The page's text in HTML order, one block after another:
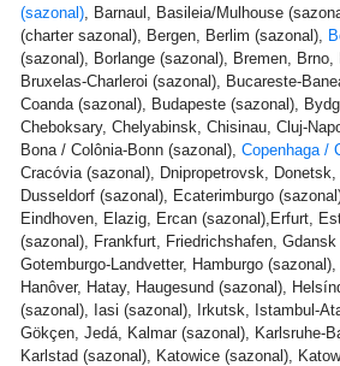
(sazonal) , Barnaul, Basileia/Mulhouse
(charter sazonal), Bergen, Berlim (sazonal),
(sazonal), Borlange (sazonal), Bremen, Brno,
Bruxelas-Charleroi (sazonal), Bucareste-
Coanda (sazonal), Budapeste (sazonal),
Cheboksary, Chelyabinsk, Chisinau, Cluj-
Bona / Colônia-Bonn (sazonal), Copenhaga /
Cracóvia (sazonal), Dnipropetrovsk, Donetsk,
Dusseldorf (sazonal), Ecaterimburgo
Eindhoven, Elazig, Ercan (sazonal),Erfurt,
(sazonal), Frankfurt, Friedrichshafen, Gdansk
Gotemburgo-Landvetter, Hamburgo (sazonal),
Hanôver, Hatay, Haugesund (sazonal),
(sazonal), Iasi (sazonal), Irkutsk, Istambul-
Gökçen, Jedá, Kalmar (sazonal), Karlsruhe-
Karlstad (sazonal), Katowice (sazonal),